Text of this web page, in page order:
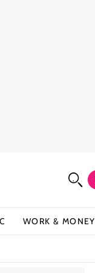
WORK & MONEY